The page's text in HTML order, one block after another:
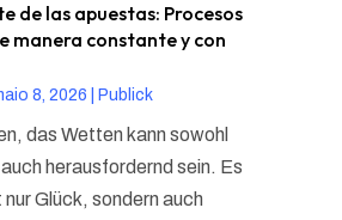
de las apuestas: Procesos
manera constante y con
8, 2026 Publick
das Wetten kann sowohl
herausfordernd sein. Es
Glück, sondern auch